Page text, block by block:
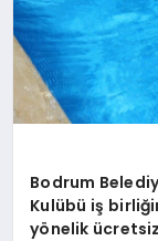
Bodrum
Kulübü iş
yönelik